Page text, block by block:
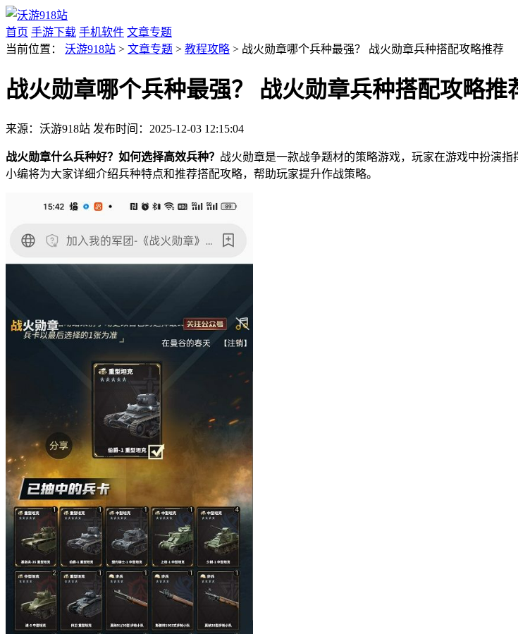
首页 手游下载 手机软件 文章专题
当前位置： 沃游918站 > 文章专题 > 教程攻略 > 战火勋章哪个兵种最强？ 战火勋章兵种搭配攻略推荐
战火勋章哪个兵种最强？ 战火勋章兵种搭配攻略推
来源：沃游918站 发布时间：2025-12-03 12:15:04
战火勋章什么兵种好？如何选择高效兵种？ 战火勋章是一款战争题材的策略游戏，玩家在游戏中扮演
小编将为大家详细介绍兵种特点和推荐搭配攻略，帮助玩家提升作战策略。